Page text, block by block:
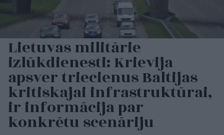
Lietuvas militārie
izlūkdienesti: Krievija
apsver triecienus Baltijas
kritiskajai infrastruktūrai,
ir informācija par
konkrētu scenāriju